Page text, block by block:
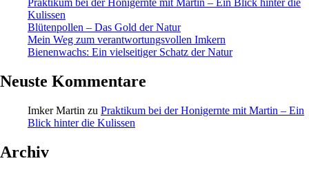
Praktikum bei der Honigernte mit Martin – Ein Blick hinter die
Kulissen
Blütenpollen – Das Gold der Natur
Mein Weg zum verantwortungsvollen Imkern
Bienenwachs: Ein vielseitiger Schatz der Natur
Neuste Kommentare
Imker Martin zu Praktikum bei der Honigernte mit Martin – Ein
Blick hinter die Kulissen
Archiv